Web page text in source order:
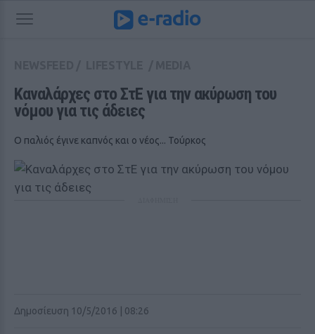
Καναλάρχες στο ΣτΕ για την ακύρωση του
νόμου για τις άδειες
Ο παλιός έγινε καπνός και ο νέος... Τούρκος
Δημοσίευση 10/5/2016 | 08:26